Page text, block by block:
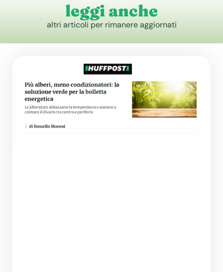
leggi anche
altri articoli per rimanere aggiornati